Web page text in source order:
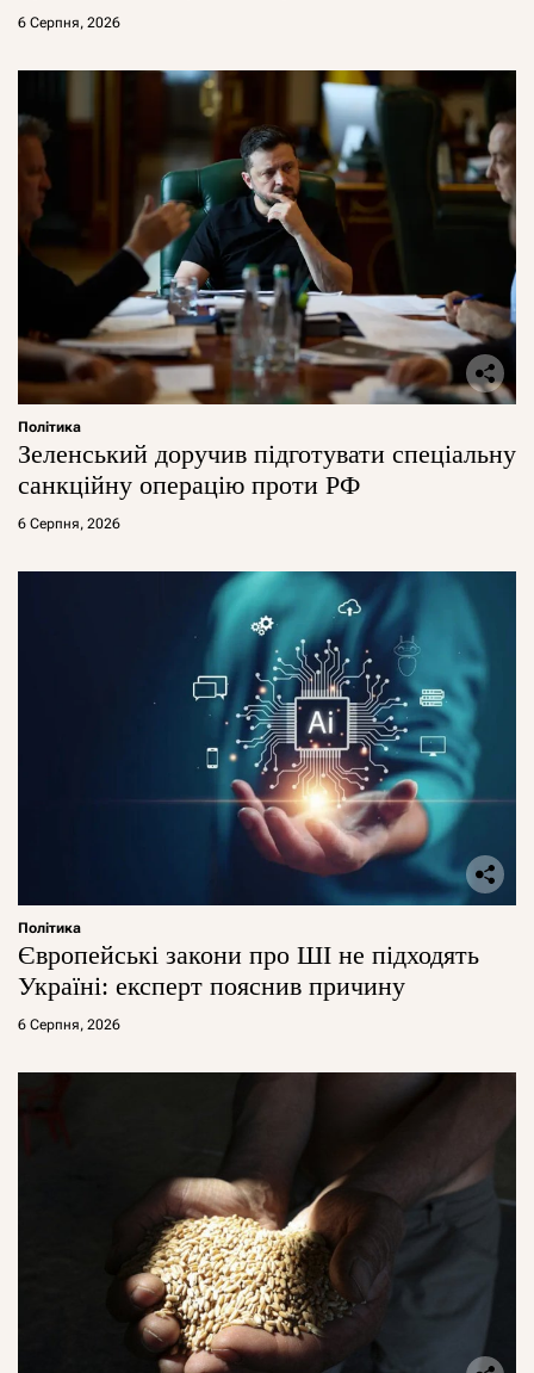
6 Серпня, 2026
Політика
Зеленський доручив підготувати спеціальну
санкційну операцію проти РФ
6 Серпня, 2026
Політика
Європейські закони про ШІ не підходять
Україні: експерт пояснив причину
6 Серпня, 2026